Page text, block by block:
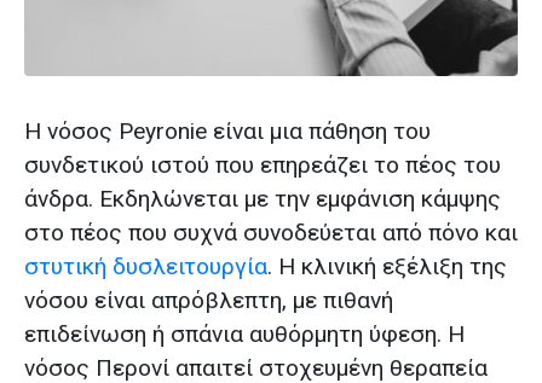
Η νόσος Peyronie είναι μια πάθηση του
συνδετικού ιστού που επηρεάζει το πέος του
άνδρα. Εκδηλώνεται με την εμφάνιση κάμψης
στο πέος που συχνά συνοδεύεται από πόνο και
στυτική δυσλειτουργία. Η κλινική εξέλιξη της
νόσου είναι απρόβλεπτη, με πιθανή
επιδείνωση ή σπάνια αυθόρμητη ύφεση. Η
νόσος Περονί απαιτεί στοχευμένη θεραπεία